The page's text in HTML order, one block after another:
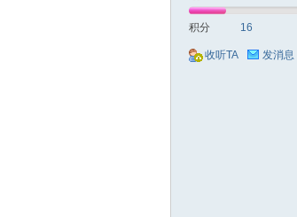
积分 16
收听TA 发消息